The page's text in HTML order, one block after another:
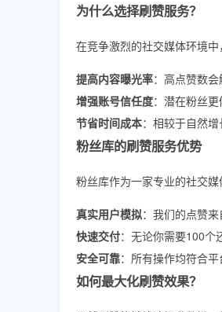
为什么选择刷赞服务？
在竞争激烈的社交媒体环境
提高内容曝光率：高点赞数
增强账号信任度：潜在粉丝
节省时间成本：相较于自然
粉丝库的刷赞服务优势
粉丝库作为一家专业的社交
真实用户模拟：我们的点赞
快速交付：无论你需要100个
安全可靠：所有操作均符合平
如何最大化刷赞效果？